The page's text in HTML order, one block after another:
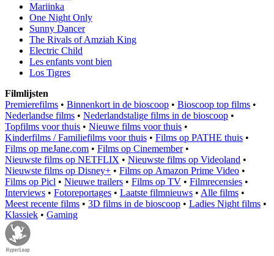
Mariinka
One Night Only
Sunny Dancer
The Rivals of Amziah King
Electric Child
Les enfants vont bien
Los Tigres
Filmlijsten
Premierefilms • Binnenkort in de bioscoop • Bioscoop top films •
Nederlandse films • Nederlandstalige films in de bioscoop •
Topfilms voor thuis • Nieuwe films voor thuis •
Kinderfilms / Familiefilms voor thuis • Films op PATHE thuis •
Films op meJane.com • Films op Cinemember•
Nieuwste films op NETFLIX • Nieuwste films op Videoland •
Nieuwste films op Disney+ • Films op Amazon Prime Video •
Films op Picl • Nieuwe trailers • Films op TV • Filmrecensies •
Interviews • Fotoreportages • Laatste filmnieuws • Alle films •
Meest recente films • 3D films in de bioscoop • Ladies Night films •
Klassiek • Gaming